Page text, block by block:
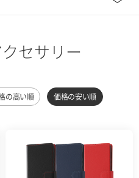
セサリー
の高い順 価格の安い順